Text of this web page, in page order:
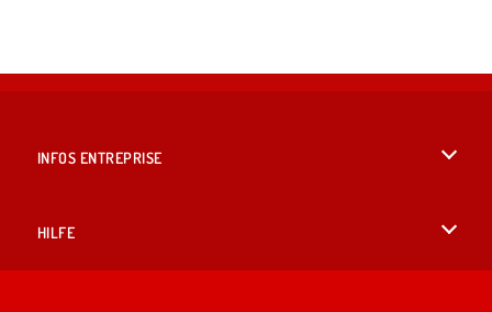
INFOS ENTREPRISE
HILFE